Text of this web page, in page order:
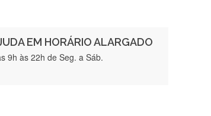
EM HORÁRIO ALARGADO
9h às 22h de Seg. a Sáb.
5 estrelas